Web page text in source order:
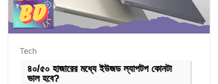
Tech
৪০/৫০ হাজারের মধ্যে ইউজড ল্যাপটপ কোনটা
ভাল হবে?